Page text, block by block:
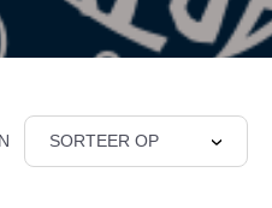
SORTEER OP